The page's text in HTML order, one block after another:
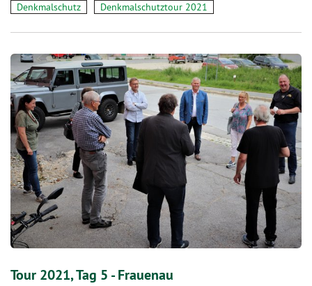
Denkmalschutz Denkmalschutztour 2021
Tour 2021, Tag 5 - Frauenau